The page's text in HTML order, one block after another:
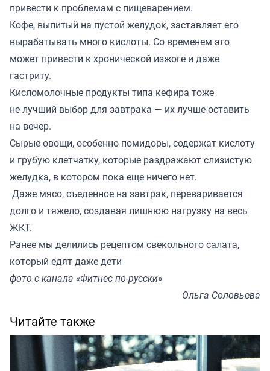
привести к проблемам с пищеварением.
Кофе, выпитый на пустой желудок, заставляет его
вырабатывать много кислоты. Со временем это
может привести к хронической изжоге и даже
гастриту.
Кисломолочные продукты типа кефира тоже
не лучший выбор для завтрака — их лучше оставить
на вечер.
Сырые овощи, особенно помидоры, содержат кислоту
и грубую клетчатку, которые раздражают слизистую
желудка, в котором пока еще ничего нет.
Даже мясо, съеденное на завтрак, переваривается
долго и тяжело, создавая лишнюю нагрузку на весь
ЖКТ.
Ранее мы делились рецептом свекольного салата,
который едят даже дети
фото с канала «Фитнес по-русски»
Ольга Соловьева
Читайте также